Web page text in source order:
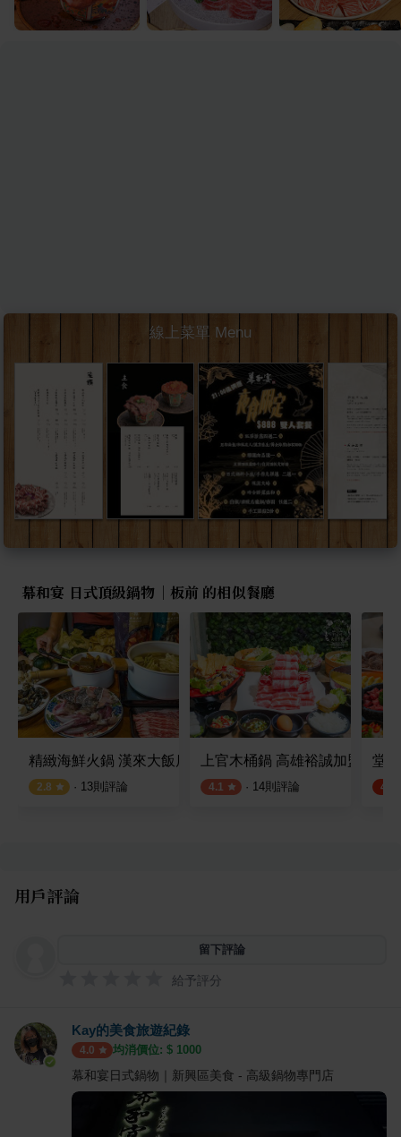
線上菜單 Menu
幕和宴 日式頂級鍋物｜板前 的相似餐廳
精緻海鮮火鍋 漢來大飯店
2.8 · 13則評論
上官木桶鍋 高雄裕誠加盟店
4.1 · 14則評論
堂
4.5
用戶評論
留下評論
給予評分
Kay的美食旅遊紀錄
4.0 均消價位: $ 1000
幕和宴日式鍋物｜新興區美食 - 高級鍋物專門店